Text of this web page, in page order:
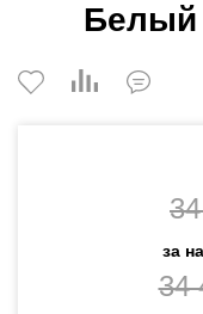
Белый
за
34